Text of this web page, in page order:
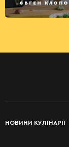
ЄВГЕН
НОВИНИ КУЛІНАРІЇ